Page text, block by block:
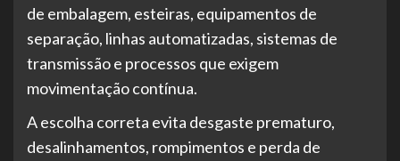
de embalagem, esteiras, equipamentos de
separação, linhas automatizadas, sistemas de
transmissão e processos que exigem
movimentação contínua.
A escolha correta evita desgaste prematuro,
desalinhamentos, rompimentos e perda de